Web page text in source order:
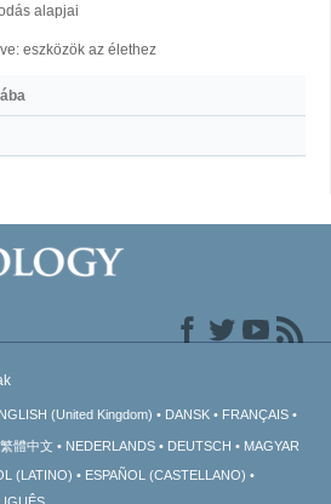
alapjai
eszközök az élethez
(United Kingdom) DANSK FRANÇAIS
繁體中文 NEDERLANDS DEUTSCH
MAGYAR
(LATINO)
ESPAÑOL (CASTELLANO)